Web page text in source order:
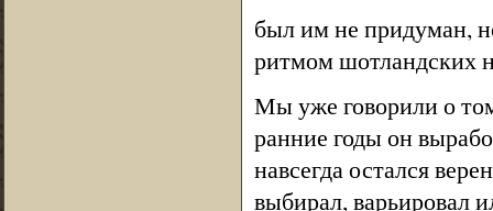
был им не придуман,
ритмом шотландских
Мы уже говорили о
ранние годы он
навсегда остался
выбирал, варьировал